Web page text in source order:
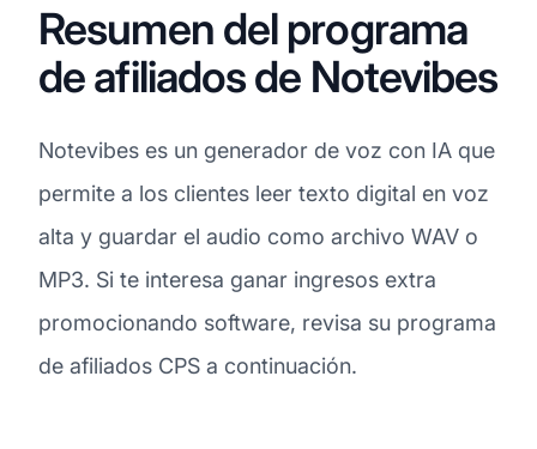
Resumen del programa
de afiliados de Notevibes
Notevibes es un generador de voz con IA que
permite a los clientes leer texto digital en voz
alta y guardar el audio como archivo WAV o
MP3. Si te interesa ganar ingresos extra
promocionando software, revisa su programa
de afiliados CPS a continuación.